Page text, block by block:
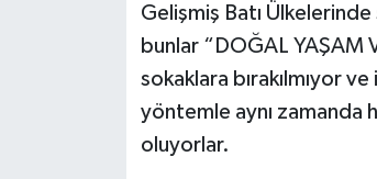
Gelişmiş Batı
bunlar “DOĞAL YAŞAM
sokaklara bırakılmıyor
yöntemle aynı zamanda
oluyorlar.